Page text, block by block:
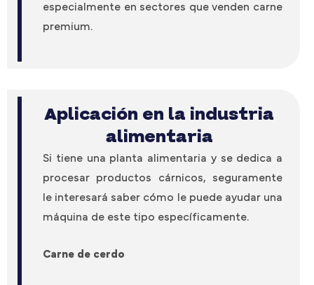
especialmente en sectores que venden carne
premium.
Aplicación en la industria
alimentaria
Si tiene una planta alimentaria y se dedica a
procesar productos cárnicos, seguramente
le interesará saber cómo le puede ayudar una
máquina de este tipo específicamente.
Carne de cerdo